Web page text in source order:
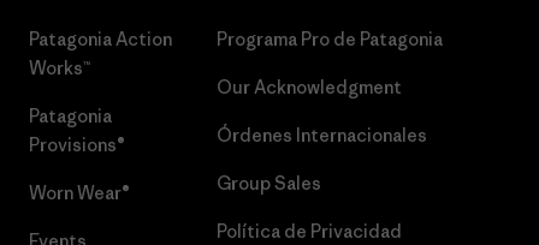
Patagonia Action
Works™
Patagonia
Provisions®
Worn Wear®
Programa Pro de Patagonia
Our Acknowledgment
Órdenes Internacionales
Group Sales
Política de Privacidad